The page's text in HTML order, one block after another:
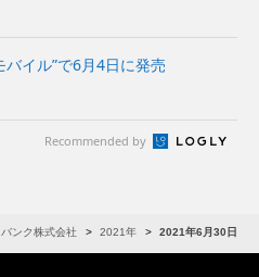
バイル”で6月4日に発売
Recommended by
ンク株式会社 2021年 2021年6月30日